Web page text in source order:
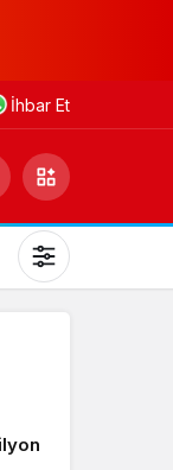
İhbar Et